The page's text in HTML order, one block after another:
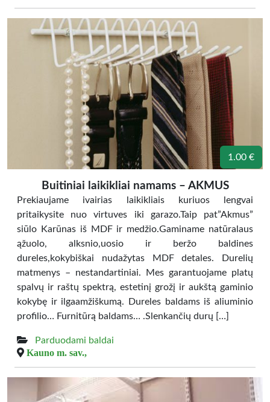
1.00 €
Buitiniai laikikliai namams – AKMUS
Prekiaujame ivairias laikikliais kuriuos lengvai
pritaikysite nuo virtuves iki garazo.Taip pat”Akmus”
siūlo Karūnas iš MDF ir medžio.Gaminame natūralaus
ąžuolo, alksnio,uosio ir beržo baldines
dureles,kokybiškai nudažytas MDF detales. Durelių
matmenys – nestandartiniai. Mes garantuojame platų
spalvų ir raštų spektrą, estetinį grožį ir aukštą gaminio
kokybę ir ilgaamžiškumą. Dureles baldams iš aliuminio
profilio… Furnitūrą baldams… .Slenkančių durų […]
Parduodami baldai
Kauno m. sav.,